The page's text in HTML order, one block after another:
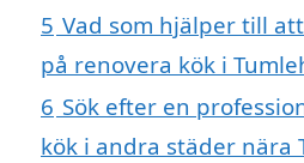
5 Vad som hjälper till
på renovera kök i
6 Sök efter en
kök i andra städer nära